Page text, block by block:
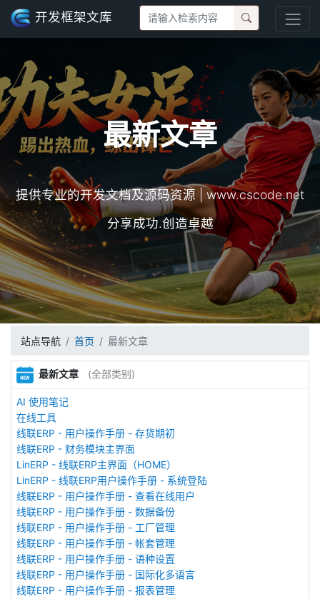
开发框架文库
最新文章
提供专业的开发文档及源码资源 | www.cscode.net
分享成功.创造卓越
站点导航 首页 最新文章
最新文章 (全部类别)
AI 使用笔记
在线工具
线联ERP - 用户操作手册 - 存货期初
线联ERP - 财务模块主界面
LinERP - 线联ERP主界面（HOME）
LinERP - 线联ERP用户操作手册 - 系统登陆
线联ERP - 用户操作手册 - 查看在线用户
线联ERP - 用户操作手册 - 数据备份
线联ERP - 用户操作手册 - 工厂管理
线联ERP - 用户操作手册 - 帐套管理
线联ERP - 用户操作手册 - 语种设置
线联ERP - 用户操作手册 - 国际化多语言
线联ERP - 用户操作手册 - 报表管理